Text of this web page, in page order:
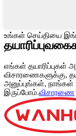
உங்கள் செய்தியை
தயாரிப்பு
எங்கள் தயாரிப்புகள்
விசாரணைகளுக்கு,
அனுப்புங்கள், நாங்கள்
இருப்போம்.விசாரணை